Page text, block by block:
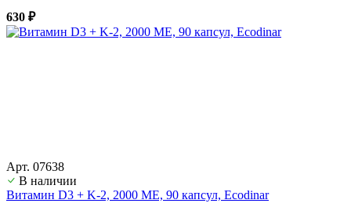
630 ₽
Арт. 07638
В наличии
Витамин D3 + K-2, 2000 ME, 90 капсул, Ecodinar